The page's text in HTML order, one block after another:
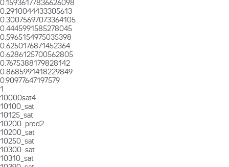
0.15936177836626098
0.2910044433305613
0.30075697073364105
0.4445991585278045
0.5965154975035398
0.6250176871452364
0.6286125700562805
0.7675388179828142
0.8685991418229849
0.90977647197579
1
10000sat4
10100_sat
10125_sat
10200_prod2
10200_sat
10250_sat
10300_sat
10310_sat